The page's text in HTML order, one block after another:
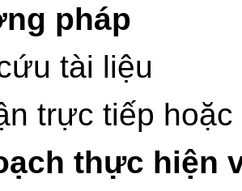
pháp
tài liệu
trực tiếp hoặc
thực hiện